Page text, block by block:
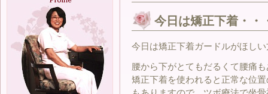
今日は矯正下着・・
今日は矯正下着ガードルがほし
腰から下がとてもだるくて腰痛
矯正下着を使われると正常な位